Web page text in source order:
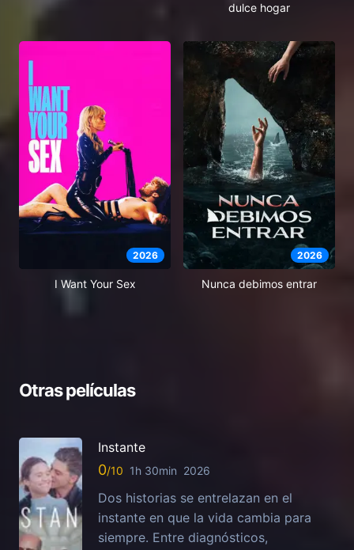
dulce hogar
2026
I Want Your Sex
2026
Nunca debimos entrar
Otras películas
Instante
0 1h 30min 2026
Dos historias se entrelazan en el
instante en que la vida cambia para
siempre. Entre diagnósticos,